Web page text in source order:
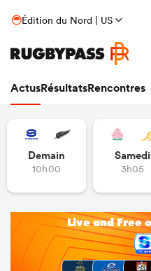
Édition du Nord | US
ActusRésultatsRencontres
Demain
10h00
Samedi
3h05